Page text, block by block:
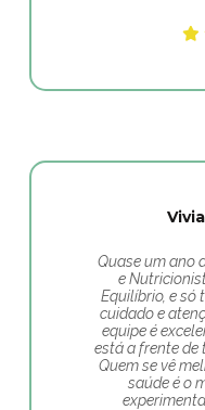
Quase um ano
e
Equilíbrio, e só
cuidado e
equipe é
está a frente de
Quem se vê
saúde é o